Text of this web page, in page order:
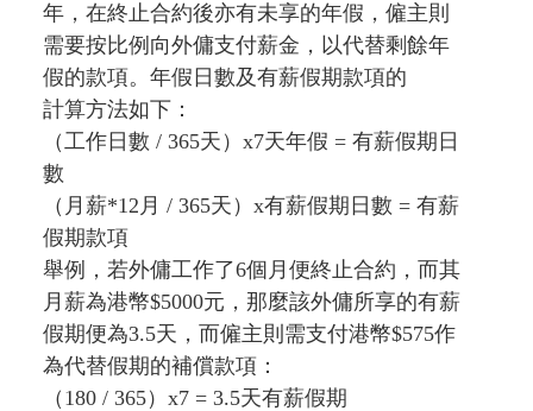
年，在終止合約後亦有未享的年假，僱主則
需要按比例向外傭支付薪金，以代替剩餘年
假的款項。年假日數及有薪假期款項的
計算方法如下：
（工作日數 / 365天）x7天年假 = 有薪假期日
數
（月薪*12月 / 365天）x有薪假期日數 = 有薪
假期款項
舉例，若外傭工作了6個月便終止合約，而其
月薪為港幣$5000元，那麼該外傭所享的有薪
假期便為3.5天，而僱主則需支付港幣$575作
為代替假期的補償款項：
（180 / 365）x7 = 3.5天有薪假期